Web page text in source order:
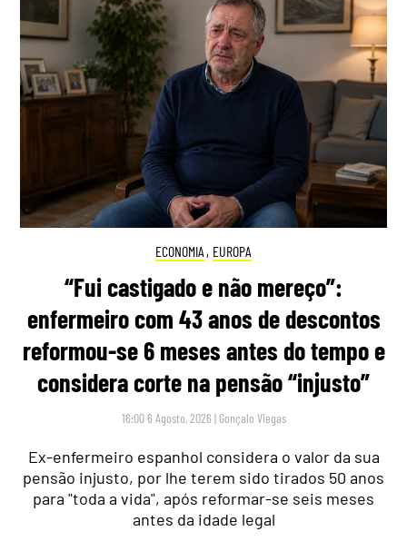
ECONOMIA , EUROPA
“Fui castigado e não mereço”:
enfermeiro com 43 anos de descontos
reformou-se 6 meses antes do tempo e
considera corte na pensão “injusto”
16:00 6 Agosto, 2026 | Gonçalo Viegas
Ex-enfermeiro espanhol considera o valor da sua
pensão injusto, por lhe terem sido tirados 50 anos
para "toda a vida", após reformar-se seis meses
antes da idade legal